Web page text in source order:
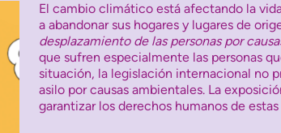
El cambio climático está afectando la
a abandonar sus hogares y lugares de
desplazamiento de las personas por
que sufren especialmente las personas
situación, la legislación internacional no
asilo por causas ambientales. La
garantizar los derechos humanos de estas